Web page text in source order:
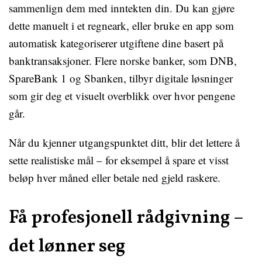
sammenlign dem med inntekten din. Du kan gjøre
dette manuelt i et regneark, eller bruke en app som
automatisk kategoriserer utgiftene dine basert på
banktransaksjoner. Flere norske banker, som DNB,
SpareBank 1 og Sbanken, tilbyr digitale løsninger
som gir deg et visuelt overblikk over hvor pengene
går.
Når du kjenner utgangspunktet ditt, blir det lettere å
sette realistiske mål – for eksempel å spare et visst
beløp hver måned eller betale ned gjeld raskere.
Få profesjonell rådgivning –
det lønner seg